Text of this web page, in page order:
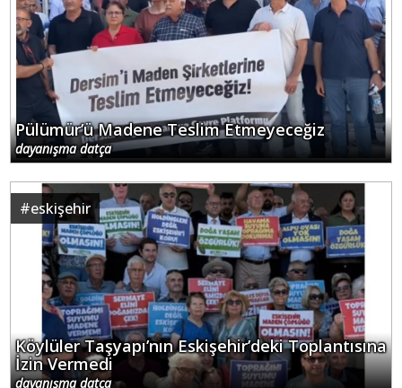
Pülümür’ü Madene Teslim Etmeyeceğiz
dayanışma datça
#eskişehir
Köylüler Taşyapı’nın Eskişehir’deki Toplantısına
İzin Vermedi
dayanışma datça